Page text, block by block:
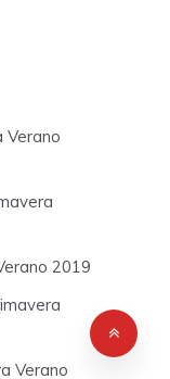
Verano
2019
Verano